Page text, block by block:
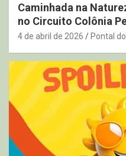
Caminhada na
no Circuito Colônia
4 de abril de 2026 Pontal